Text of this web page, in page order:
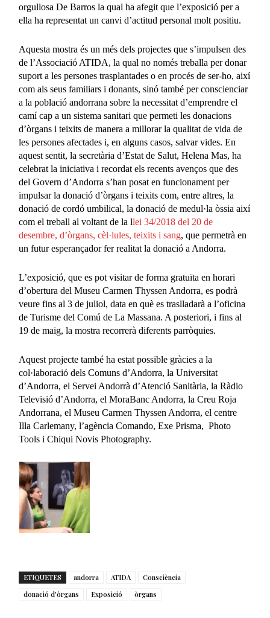
orgullosa De Barros la qual ha afegit que l’exposició per a
ella ha representat un canvi d’actitud personal molt positiu.
Aquesta mostra és un més dels projectes que s’impulsen des
de l’Associació ATIDA, la qual no només treballa per donar
suport a les persones trasplantades o en procés de ser-ho, així
com als seus familiars i donants, sinó també per conscienciar
a la població andorrana sobre la necessitat d’emprendre el
camí cap a un sistema sanitari que permeti les donacions
d’òrgans i teixits de manera a millorar la qualitat de vida de
les persones afectades i, en alguns casos, salvar vides. En
aquest sentit, la secretària d’Estat de Salut, Helena Mas, ha
celebrat la iniciativa i recordat els recents avenços que des
del Govern d’Andorra s’han posat en funcionament per
impulsar la donació d’òrgans i teixits com, entre altres, la
donació de cordó umbilical, la donació de medul·la òssia així
com el treball al voltant de la llei 34/2018 del 20 de
desembre,d’òrgans, cèl·lules, teixits i sang, que permetrà en
un futur esperançador fer realitat la donació a Andorra.
L’exposició, que es pot visitar de forma gratuïta en horari
d’obertura del Museu Carmen Thyssen Andorra, es podrà
veure fins al 3 de juliol, data en què es traslladarà a l’oficina
de Turisme del Comú de La Massana. A posteriori, i fins al
19 de maig, la mostra recorrerà diferents parròquies.
Aquest projecte també ha estat possible gràcies a la
col·laboració dels Comuns d’Andorra, la Universitat
d’Andorra, el Servei Andorrà d’Atenció Sanitària, la Ràdio
Televisió d’Andorra, el MoraBanc Andorra, la Creu Roja
Andorrana, el Museu Carmen Thyssen Andorra, el centre
Illa Carlemany, l’agència Comando, Exe Prisma, Photo
Tools i Chiqui Novis Photography.
ETIQUETES andorra ATIDA
Consciència
donació d'òrgans
Exposició òrgans